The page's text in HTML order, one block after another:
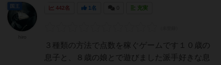
442名 1名 充実
３種類の方法で点数を稼ぐゲームです１０歳の
息子と、８歳の娘とで遊びました派手好きな息